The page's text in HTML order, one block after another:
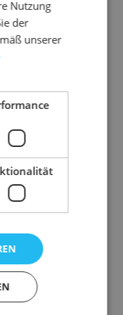
Nutzung
der
unserer